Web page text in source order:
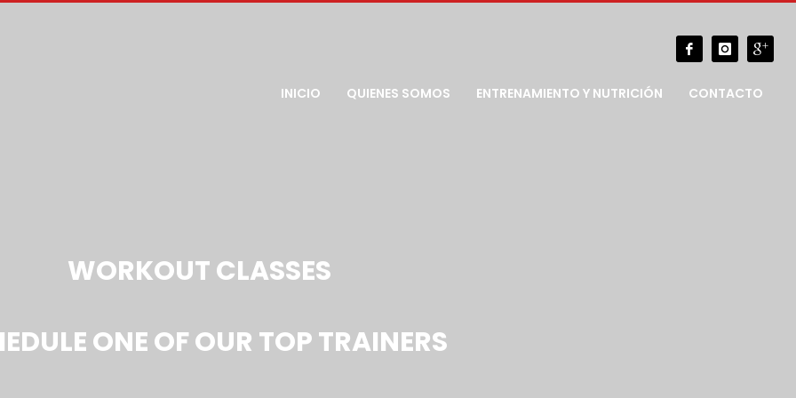
INICIO QUIENES SOMOS ENTRENAMIENTO Y NUTRICIÓN CONTACTO
WORKOUT CLASSES
ONE OF OUR TOP TRAINERS